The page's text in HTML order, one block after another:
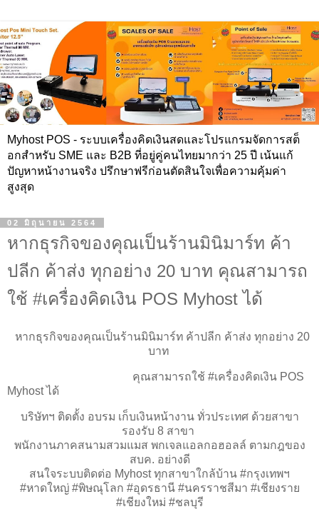
Myhost POS - ระบบเครื่องคิดเงินสดและโปรแกรมจัดการสต็
อกสำหรับ SME และ B2B ที่อยู่คู่คนไทยมากว่า 25 ปี เน้นแก้
ปัญหาหน้างานจริง ปรึกษาฟรีก่อนตัดสินใจเพื่อความคุ้มค่า
สูงสุด
02 มิถุนายน 2564
หากธุรกิจของคุณเป็นร้านมินิมาร์ท ค้า
ปลีก ค้าส่ง ทุกอย่าง 20 บาท คุณสามารถ
ใช้ #เครื่องคิดเงิน POS Myhost ได้
หากธุรกิจของคุณเป็นร้านมินิมาร์ท ค้าปลีก ค้าส่ง ทุกอย่าง 20
บาท
คุณสามารถใช้ #เครื่องคิดเงิน POS
Myhost ได้
บริษัทฯ ติดตั้ง อบรม เก็บเงินหน้างาน ทั่วประเทศ ด้วยสาขา
รองรับ 8 สาขา
พนักงานภาคสนามสวมแมส พกเจลแอลกอฮอลล์ ตามกฎของ
สบค. อย่างดี
สนใจระบบติดต่อ Myhost ทุกสาขาใกล้บ้าน #กรุงเทพฯ
#หาดใหญ่ #พิษณุโลก #อุดรธานี #นครราชสีมา #เชียงราย
#เชียงใหม่ #ชลบุรี